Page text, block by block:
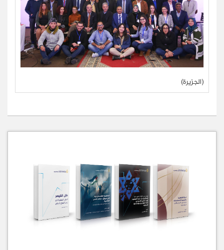
(الجزيرة)